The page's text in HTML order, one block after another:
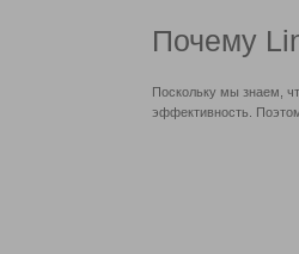
Почему
Поскольку мы знаем,
эффективность.